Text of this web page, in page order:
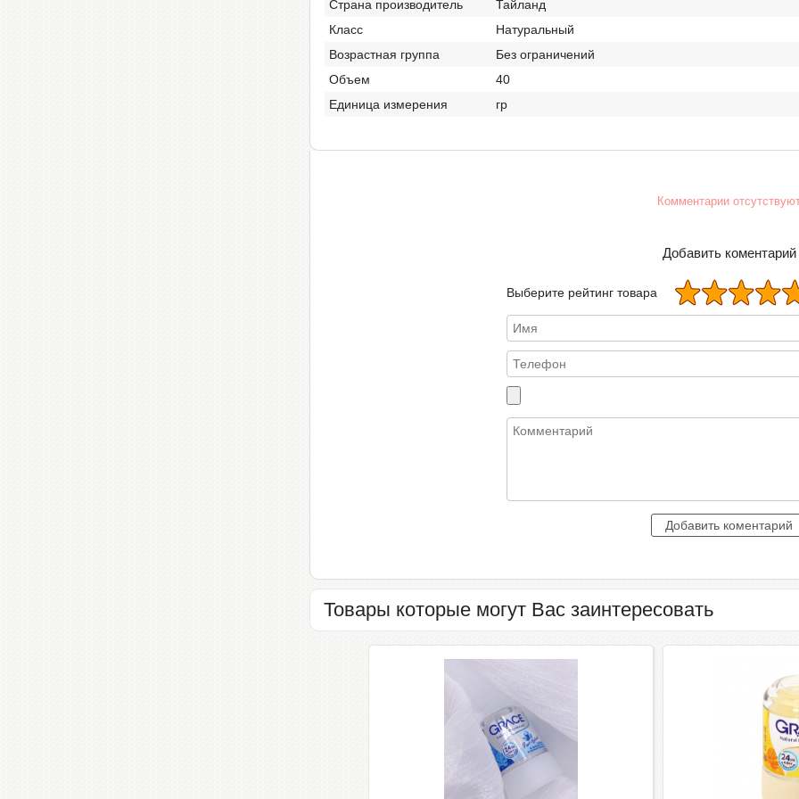
Страна производитель
Тайланд
Класс
Натуральный
Возрастная группа
Без ограничений
Объем
40
Единица измерения
гр
Комментарии
Добавить коментарий
Выберите рейтинг товара
Товары которые могут Вас заинтересовать